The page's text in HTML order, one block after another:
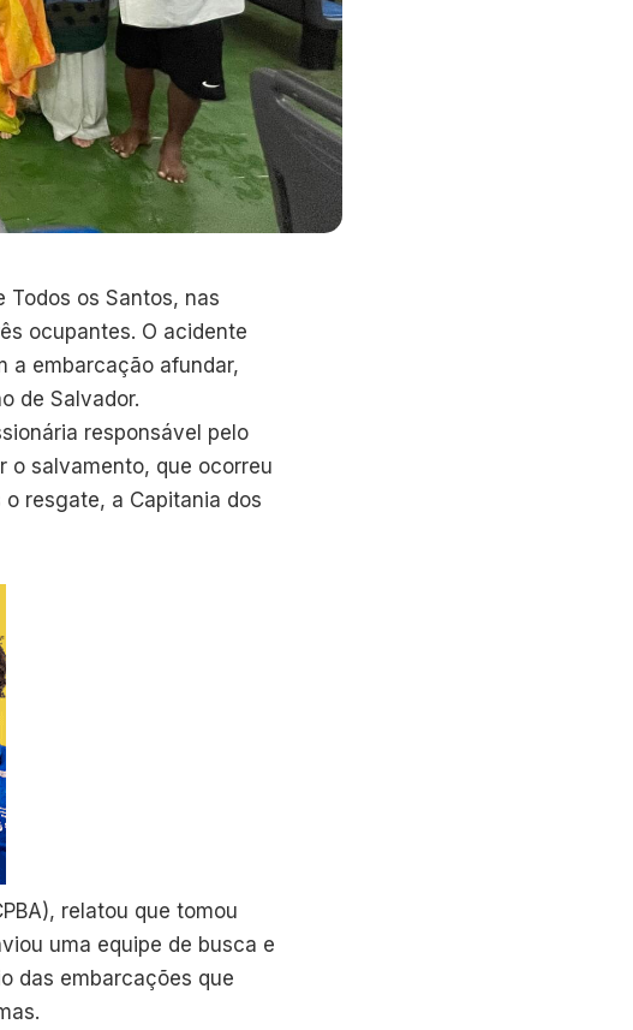
os Santos, nas
ocupantes. O acidente
a embarcação afundar,
de Salvador.
responsável pelo
o salvamento, que ocorreu
resgate, a Capitania dos
relatou que tomou
uma equipe de busca e
das embarcações que